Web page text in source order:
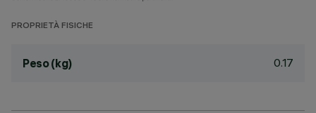
PROPRIETÀ FISICHE
Peso (kg) 0.17